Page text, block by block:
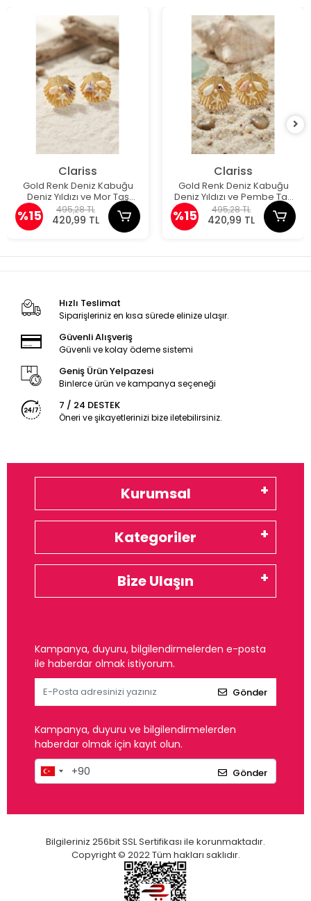
Clariss
Gold Renk Deniz Kabuğu
Deniz Yıldızı ve Mor Taş
Detaylı Küpe
%15 495,28 TL
420,99 TL
Clariss
Gold Renk Deniz Kabuğu
Deniz Yıldızı ve Pembe Taş
Detaylı Küpe
%15 495,28 TL
420,99 TL
Hızlı Teslimat
Siparişleriniz en kısa sürede elinize ulaşır.
Güvenli Alışveriş
Güvenli ve kolay ödeme sistemi
Geniş Ürün Yelpazesi
Binlerce ürün ve kampanya seçeneği
7 / 24 DESTEK
Öneri ve şikayetlerinizi bize iletebilirsiniz.
Kurumsal
Kategoriler
Bize Ulaşın
Kampanya, duyuru, bilgilendirmelerden e-posta
ile haberdar olmak istiyorum.
Gönder
Kampanya, duyuru ve bilgilendirmelerden
haberdar olmak için kayıt olun.
Gönder
Bilgileriniz 256bit SSL Sertifikası ile korunmaktadır.
Copyright © 2022 Tüm hakları saklıdır.